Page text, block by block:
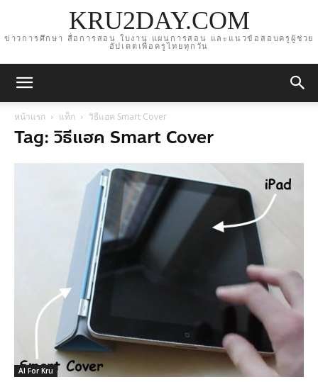
KRU2DAY.COM
ข่าวการศึกษา สื่อการสอน ใบงาน แผนการสอน และแนวข้อสอบครูผู้ช่วย
อัปเดตเพื่อครูไทยทุกวัน
หน้าแรก แท็ก วิธีแฮค Smart Cover
Tag: วิธีแฮค Smart Cover
AI For Kru